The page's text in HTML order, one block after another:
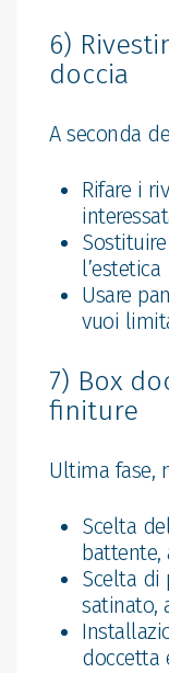
6)
doccia
A seconda
Rifare i
l’estetica
Usare
vuoi
7) Box
finiture
Ultima fase,
Scelta
battente,
Scelta di
satinato,
doccetta